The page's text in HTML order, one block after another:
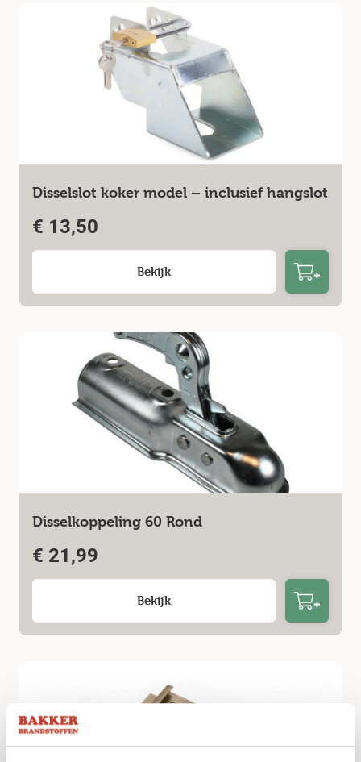
Disselslot koker model – inclusief hangslot
€ 13,50
Bekijk
Disselkoppeling 60 Rond
€ 21,99
Bekijk